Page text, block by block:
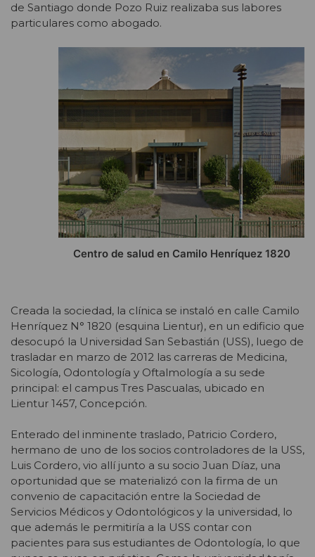
de Santiago donde Pozo Ruiz realizaba sus labores
particulares como abogado.
Centro de salud en Camilo Henríquez 1820
Creada la sociedad, la clínica se instaló en calle Camilo
Henríquez N° 1820 (esquina Lientur), en un edificio que
desocupó la Universidad San Sebastián (USS), luego de
trasladar en marzo de 2012 las carreras de Medicina,
Sicología, Odontología y Oftalmología a su sede
principal: el campus Tres Pascualas, ubicado en
Lientur 1457, Concepción.
Enterado del inminente traslado, Patricio Cordero,
hermano de uno de los socios controladores de la USS,
Luis Cordero, vio allí junto a su socio Juan Díaz, una
oportunidad que se materializó con la firma de un
convenio de capacitación entre la Sociedad de
Servicios Médicos y Odontológicos y la universidad, lo
que además le permitiría a la USS contar con
pacientes para sus estudiantes de Odontología, lo que